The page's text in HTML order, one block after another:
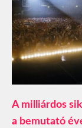
A milliárdos
a bemutató